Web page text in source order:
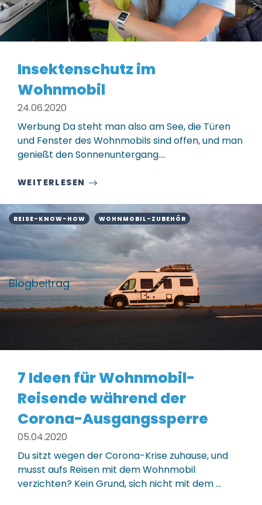
Insektenschutz im
Wohnmobil
24.06.2020
Werbung Da steht man also am See, die Türen
und Fenster des Wohnmobils sind offen, und man
genießt den Sonnenuntergang.…
WEITERLESEN
REISE-KNOW-HOW WOHNMOBIL-ZUBEHÖR
Blogbeitrag
7 Ideen für Wohnmobil-
Reisende während der
Corona-Ausgangssperre
05.04.2020
Du sitzt wegen der Corona-Krise zuhause, und
musst aufs Reisen mit dem Wohnmobil
verzichten? Kein Grund, sich nicht mit dem ...